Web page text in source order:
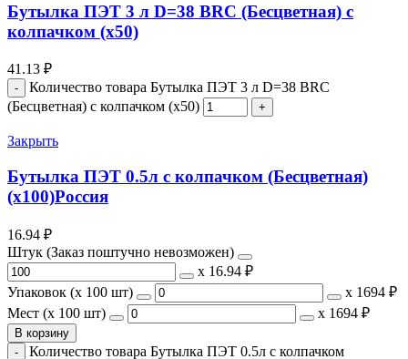
Бутылка ПЭТ 3 л D=38 BRC (Бесцветная) с
колпачком (х50)
41.13 ₽
Количество товара Бутылка ПЭТ 3 л D=38 BRC
(Бесцветная) с колпачком (х50)
Закрыть
Бутылка ПЭТ 0.5л с колпачком (Бесцветная)
(x100)Россия
16.94 ₽
Штук (Заказ поштучно невозможен)
х 16.94 ₽
Упаковок (x 100 шт)
х 1694 ₽
Мест (x 100 шт)
х 1694 ₽
В корзину
Количество товара Бутылка ПЭТ 0.5л с колпачком